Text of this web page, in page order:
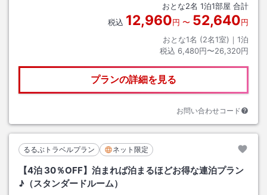
おとな2名 1泊1部屋 合計
税込 12,960円 〜 52,640円
おとな1名 (2名1室)｜ 1泊
税込 6,480円〜26,320円
プランの詳細を見る
お問い合わせコード
るるぶトラベルプラン ネット限定
【4泊 30％OFF】泊まれば泊まるほどお得な連泊プラン
♪（スタンダードルーム）